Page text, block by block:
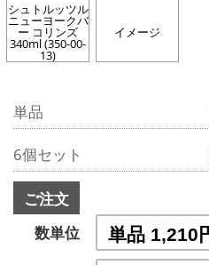
シュトルッツル
ニューヨークバ
ー コリンズ
340ml (350-00-
13)
イメージ
単品
6個セット
ご注文
数単位